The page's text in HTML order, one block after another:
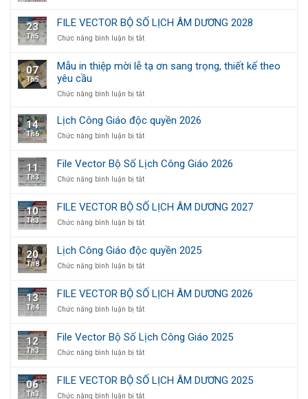
Số
Lịch
Công
(File
23
Th5
FILE VECTOR BỘ SỐ LỊCH ÂM DƯƠNG 2028
Chức năng bình luận bị tắtở
BỘ
LỊCH
DƯƠNG
2028
07
Th5
Mẫu in thiệp mời lễ tạ ơn sang trọng, thiết kế theo
yêu cầu
Chức năng bình luận bị tắtở
thiệp
mời
tạ
ơn
sang
thiết
kế
theo
cầu
14
Th6
Lịch Công Giáo độc quyền 2026
Chức năng bình luận bị tắtở
Giáo
độc
2026
11
Th3
File Vector Bộ Số Lịch Công Giáo 2026
Chức năng bình luận bị tắtở
Vector
Bộ
Số
Giáo
2026
10
Th3
FILE VECTOR BỘ SỐ LỊCH ÂM DƯƠNG 2027
Chức năng bình luận bị tắtở
VECTOR
BỘ
SỐ
ÂM
DƯƠNG
2027
20
Th8
Lịch Công Giáo độc quyền 2025
Chức năng bình luận bị tắtở
Công
Giáo
độc
13
Th4
FILE VECTOR BỘ SỐ LỊCH ÂM DƯƠNG 2026
Chức năng bình luận bị tắtở
BỘ
SỐ
ÂM
DƯƠNG
2026
12
Th3
File Vector Bộ Số Lịch Công Giáo 2025
Chức năng bình luận bị tắtở
Vector
Bộ
Số
06
Th3
FILE VECTOR BỘ SỐ LỊCH ÂM DƯƠNG 2025
Chức năng bình luận bị tắtở